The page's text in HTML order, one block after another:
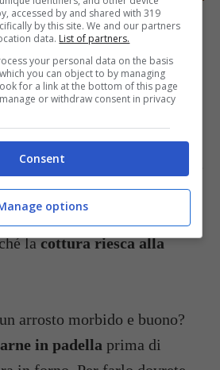
con questa ricetta potete servire la carne
che più vi piacciono – buttalapasta.it
l’arrosto di vitello si
modi. La ricetta che vi
per preparare un arrosto di
ma potreste decidere
verdure di stagione
porcini. L’importante è che
tutti i passaggi della
lacottura riesca alla
arrosto morbido e buono?
in padella prima di
accessed by and shared with 319
by this site. We and our partners
data. List of partners.
your personal data on the basis
you can object to by managing
for a link at the bottom of this page
or withdraw consent in privacy
Consent
options